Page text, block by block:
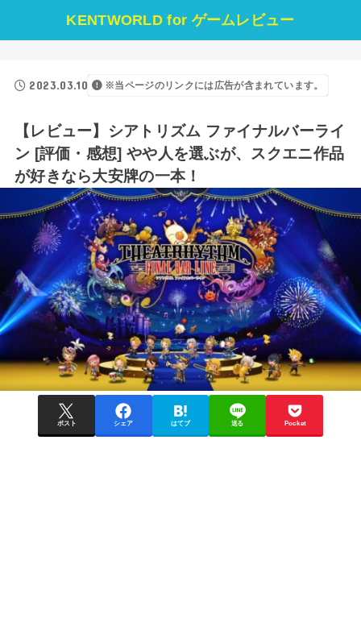
KENTWORLD for ゲームレビュー
2023.03.10 ※当ページのリンクには広告が含まれています。
【レビュー】シアトリズム ファイナルバーライ
ン [評価・感想] やや人を選ぶが、スクエニ作品
が好きなら大安牌の一本！
ポスト シェア はてブ 送る Pocket